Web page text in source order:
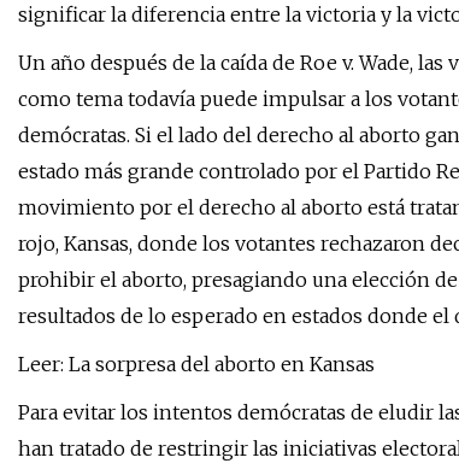
significar la diferencia entre la victoria y la
Un año después de la caída de Roe v. Wade,
como tema todavía puede impulsar a los
demócratas. Si el lado del derecho al aborto
estado más grande controlado por el Partido
movimiento por el derecho al aborto está
rojo, Kansas, donde los votantes rechazaron
prohibir el aborto, presagiando una elección
resultados de lo esperado en estados donde el
Leer: La sorpresa del aborto en Kansas
Para evitar los intentos demócratas de eludir
han tratado de restringir las iniciativas